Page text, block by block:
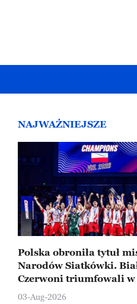
NAJWAŻNIEJSZE
Polska obroniła tytuł
Narodów Siatkówki.
Czerwoni triumfowali
Ningbo
03-Aug-2026